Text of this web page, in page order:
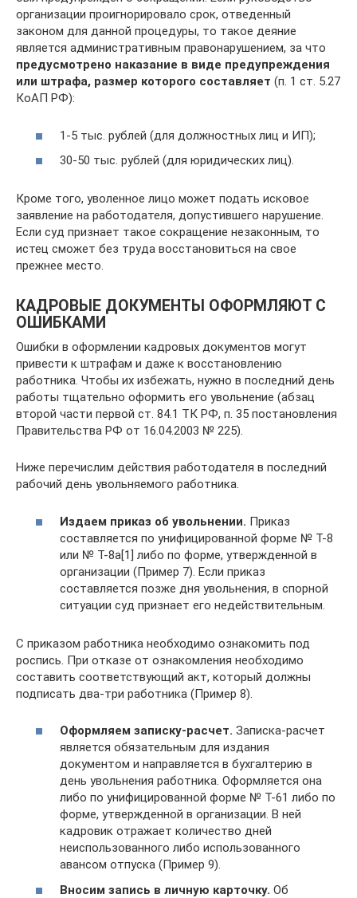
организации проигнорировало срок, отведенный
законом для данной процедуры, то такое деяние
является административным правонарушением, за что
предусмотрено наказание в виде предупреждения
или штрафа, размер которого составляет (п. 1 ст. 5.27
КоАП РФ):
1-5 тыс. рублей (для должностных лиц и ИП);
30-50 тыс. рублей (для юридических лиц).
Кроме того, уволенное лицо может подать исковое
заявление на работодателя, допустившего нарушение.
Если суд признает такое сокращение незаконным, то
истец сможет без труда восстановиться на свое
прежнее место.
КАДРОВЫЕ ДОКУМЕНТЫ ОФОРМЛЯЮТ С
ОШИБКАМИ
Ошибки в оформлении кадровых документов могут
привести к штрафам и даже к восстановлению
работника. Чтобы их избежать, нужно в последний день
работы тщательно оформить его увольнение (абзац
второй части первой ст. 84.1 ТК РФ, п. 35 постановления
Правительства РФ от 16.04.2003 № 225).
Ниже перечислим действия работодателя в последний
рабочий день увольняемого работника.
Издаем приказ об увольнении. Приказ
составляется по унифицированной форме № Т-8
или № Т-8а[1] либо по форме, утвержденной в
организации (Пример 7). Если приказ
составляется позже дня увольнения, в спорной
ситуации суд признает его недействительным.
С приказом работника необходимо ознакомить под
роспись. При отказе от ознакомления необходимо
составить соответствующий акт, который должны
подписать два-три работника (Пример 8).
Оформляем записку-расчет. Записка-расчет
является обязательным для издания
документом и направляется в бухгалтерию в
день увольнения работника. Оформляется она
либо по унифицированной форме № Т-61 либо по
форме, утвержденной в организации. В ней
кадровик отражает количество дней
неиспользованного либо использованного
авансом отпуска (Пример 9).
Вносим запись в личную карточку. Об